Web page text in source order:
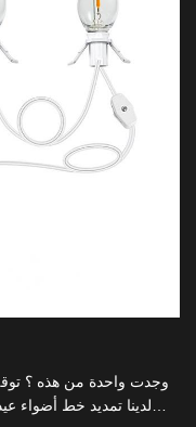
لدينا تمديد خط أضواء